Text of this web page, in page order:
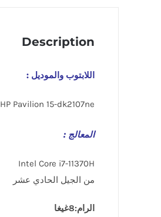
Description
اللابتوب والموديل :
HP Pavilion 15-dk2107ne
المعالج :
Intel Core i7-11370H
من الجيل الحادي عشر
الرام:8غيغا